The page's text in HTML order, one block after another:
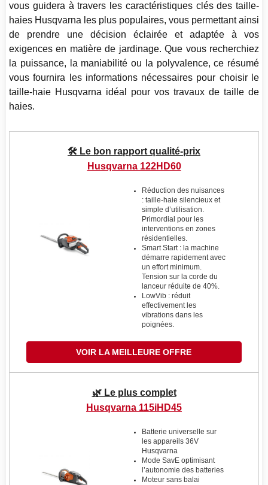
vous guidera à travers les caractéristiques clés des taille-
haies Husqvarna les plus populaires, vous permettant ainsi
de prendre une décision éclairée et adaptée à vos
exigences en matière de jardinage. Que vous recherchiez
la puissance, la maniabilité ou la polyvalence, ce résumé
vous fournira les informations nécessaires pour choisir le
taille-haie Husqvarna idéal pour vos travaux de taille de
haies.
🛠️ Le bon rapport qualité-prix
Husqvarna 122HD60
Réduction des nuisances
: taille-haie silencieux et
simple d’utilisation.
Primordial pour les
interventions en zones
résidentielles.
Smart Start : la machine
démarre rapidement avec
un effort minimum.
Tension sur la corde du
lanceur réduite de 40%.
LowVib : réduit
effectivement les
vibrations dans les
poignées.
VOIR LA MEILLEURE OFFRE
🌿 Le plus complet
Husqvarna 115iHD45
Batterie universelle sur
les appareils 36V
Husqvarna
Mode SavE optimisant
l’autonomie des batteries
Moteur sans balai